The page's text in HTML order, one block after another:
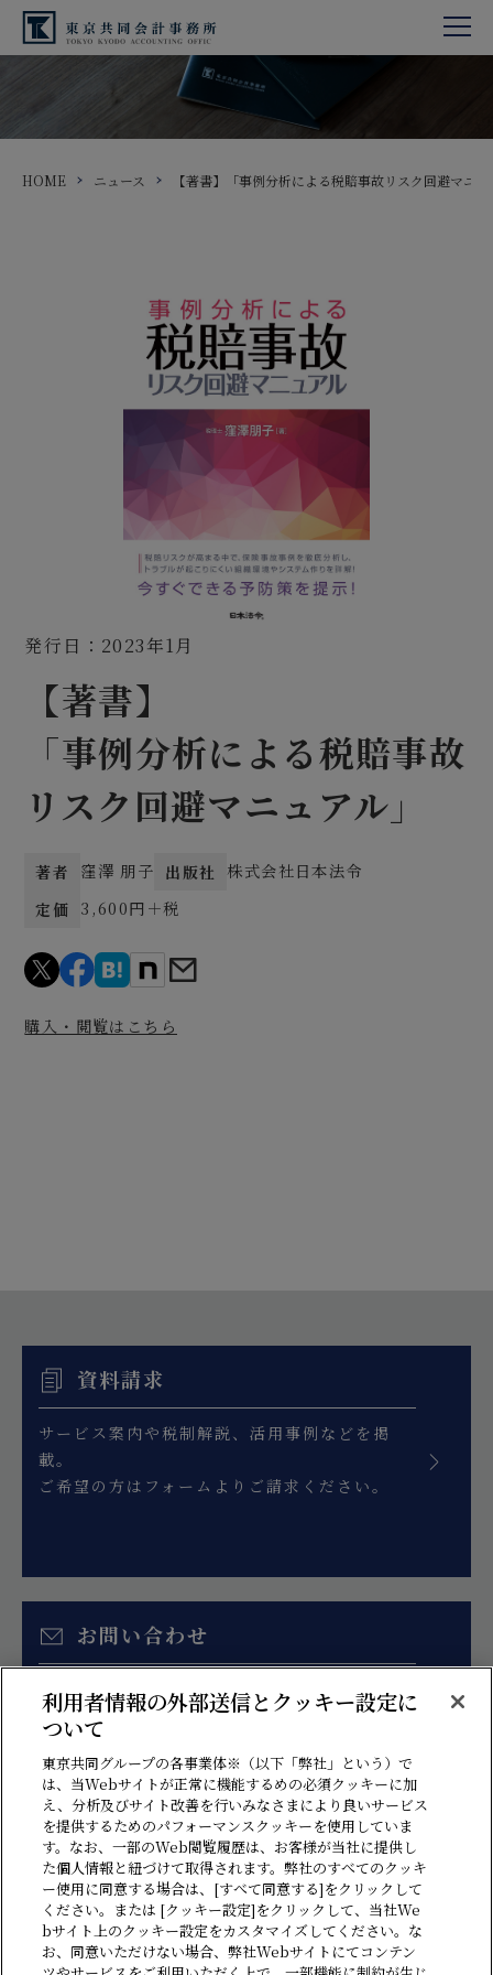
HOME ニュース 【著書】「事例分析による税賠事故リスク回避マニ
発行日：2023年1月
【著書】
「事例分析による税賠事故
リスク回避マニュアル」
著者 窪澤 朋子 出版社
株式会社日本法令
定価 3,600円＋税
購入・閲覧はこちら
資料請求
サービス案内や税制解説、活用事例などを掲
載。
ご希望の方はフォームよりご請求ください。
お問い合わせ
お見積り、各種ご相談はこちらのフォームより
お問い合わせください。
情報セキュリティ方針 プライバシーポリシー ソーシャルメディアポリシー
利用者情報の外部送信とクッキー設定に
ついて
東京共同グループの各事業体※（以下「弊社」という）で
は、当Webサイトが正常に機能するめの必須クッキーに加
え、分析及びサイト改善を行いみなさまにより良いサービス
を提供するためのパフォーマンスクッキーを使用していま
す。なお、一部のWeb閲覧履歴は、お客様が当社に提供し
た個人情報と紐づけて取得されます。弊社のすべてのクッキ
ー使用に同意する場合は、[すべて同意する]をクリックして
ください。または [クッキー設定]をクリックして、当社We
bサイト上のクッキー設定をカスタマイズしてください。な
お、同意いただけない場合、弊社Webサイトにてコンテン